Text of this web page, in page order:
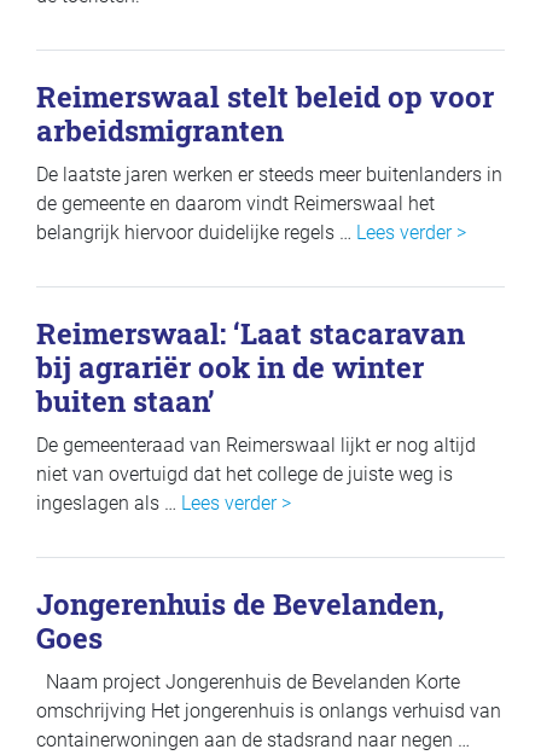
Reimerswaal stelt beleid op voor
arbeidsmigranten
De laatste jaren werken er steeds meer buitenlanders in
de gemeente en daarom vindt Reimerswaal het
belangrijk hiervoor duidelijke regels … Lees verder >
Reimerswaal: ‘Laat stacaravan
bij agrariër ook in de winter
buiten staan’
De gemeenteraad van Reimerswaal lijkt er nog altijd
niet van overtuigd dat het college de juiste weg is
ingeslagen als … Lees verder >
Jongerenhuis de Bevelanden,
Goes
Naam project Jongerenhuis de Bevelanden Korte
omschrijving Het jongerenhuis is onlangs verhuisd van
containerwoningen aan de stadsrand naar negen …